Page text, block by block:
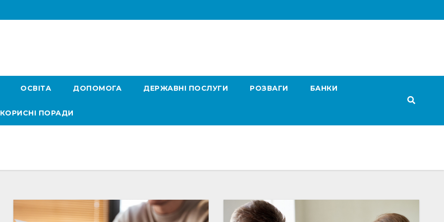
ОСВІТА ДОПОМОГА ДЕРЖАВНІ ПОСЛУГИ РОЗВАГИ БАНКИ
КОРИСНІ ПОРАДИ